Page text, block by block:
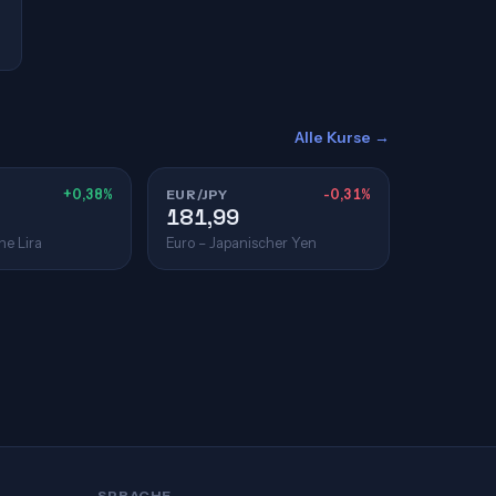
Alle Kurse →
+0,38%
Lira
EUR/JPY -0,31%
181,99
Euro – Japanischer Yen